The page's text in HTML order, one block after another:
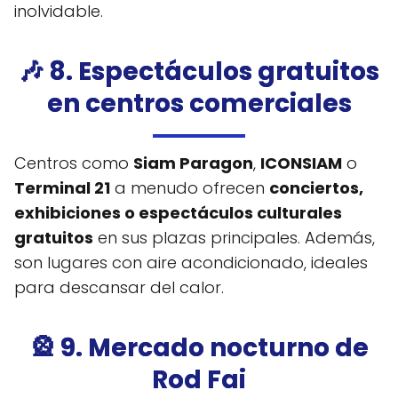
inolvidable.
🎶 8. Espectáculos gratuitos
en centros comerciales
Centros como Siam Paragon, ICONSIAM o
Terminal 21 a menudo ofrecen conciertos,
exhibiciones o espectáculos culturales
gratuitos en sus plazas principales. Además,
son lugares con aire acondicionado, ideales
para descansar del calor.
🎡 9. Mercado nocturno de
Rod Fai